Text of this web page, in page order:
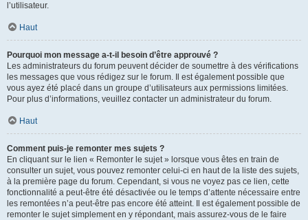
l’utilisateur.
Haut
Pourquoi mon message a-t-il besoin d’être approuvé ?
Les administrateurs du forum peuvent décider de soumettre à des vérifications
les messages que vous rédigez sur le forum. Il est également possible que
vous ayez été placé dans un groupe d’utilisateurs aux permissions limitées.
Pour plus d’informations, veuillez contacter un administrateur du forum.
Haut
Comment puis-je remonter mes sujets ?
En cliquant sur le lien « Remonter le sujet » lorsque vous êtes en train de
consulter un sujet, vous pouvez remonter celui-ci en haut de la liste des sujets,
à la première page du forum. Cependant, si vous ne voyez pas ce lien, cette
fonctionnalité a peut-être été désactivée ou le temps d’attente nécessaire entre
les remontées n’a peut-être pas encore été atteint. Il est également possible de
remonter le sujet simplement en y répondant, mais assurez-vous de le faire